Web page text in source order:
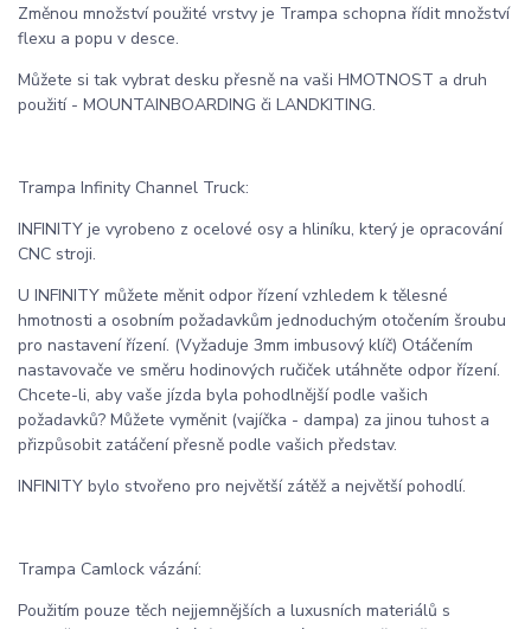
Změnou množství použité vrstvy je Trampa schopna řídit množství
flexu a popu v desce.
Můžete si tak vybrat desku přesně na vaši HMOTNOST a druh
použití - MOUNTAINBOARDING či LANDKITING.
Trampa Infinity Channel Truck:
INFINITY je vyrobeno z ocelové osy a hliníku, který je opracování
CNC stroji.
U INFINITY můžete měnit odpor řízení vzhledem k tělesné
hmotnosti a osobním požadavkům jednoduchým otočením šroubu
pro nastavení řízení. (Vyžaduje 3mm imbusový klíč) Otáčením
nastavovače ve směru hodinových ručiček utáhněte odpor řízení.
Chcete-li, aby vaše jízda byla pohodlnější podle vašich
požadavků? Můžete vyměnit (vajíčka - dampa) za jinou tuhost a
přizpůsobit zatáčení přesně podle vašich představ.
INFINITY bylo stvořeno pro největší zátěž a největší pohodlí.
Trampa Camlock vázání:
Použitím pouze těch nejjemnějších a luxusních materiálů s